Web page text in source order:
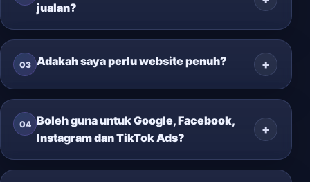
jualan?
03 Adakah saya perlu website penuh?
04 Boleh guna untuk Google, Facebook,
Instagram dan TikTok Ads?